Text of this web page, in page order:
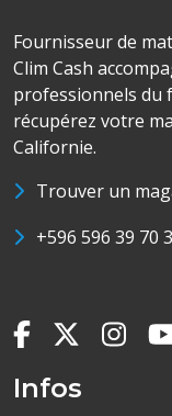
Fournisseur de
Clim Cash
professionnels du
récupérez votre
Californie.
Trouver un
+596 596 39 70
Infos